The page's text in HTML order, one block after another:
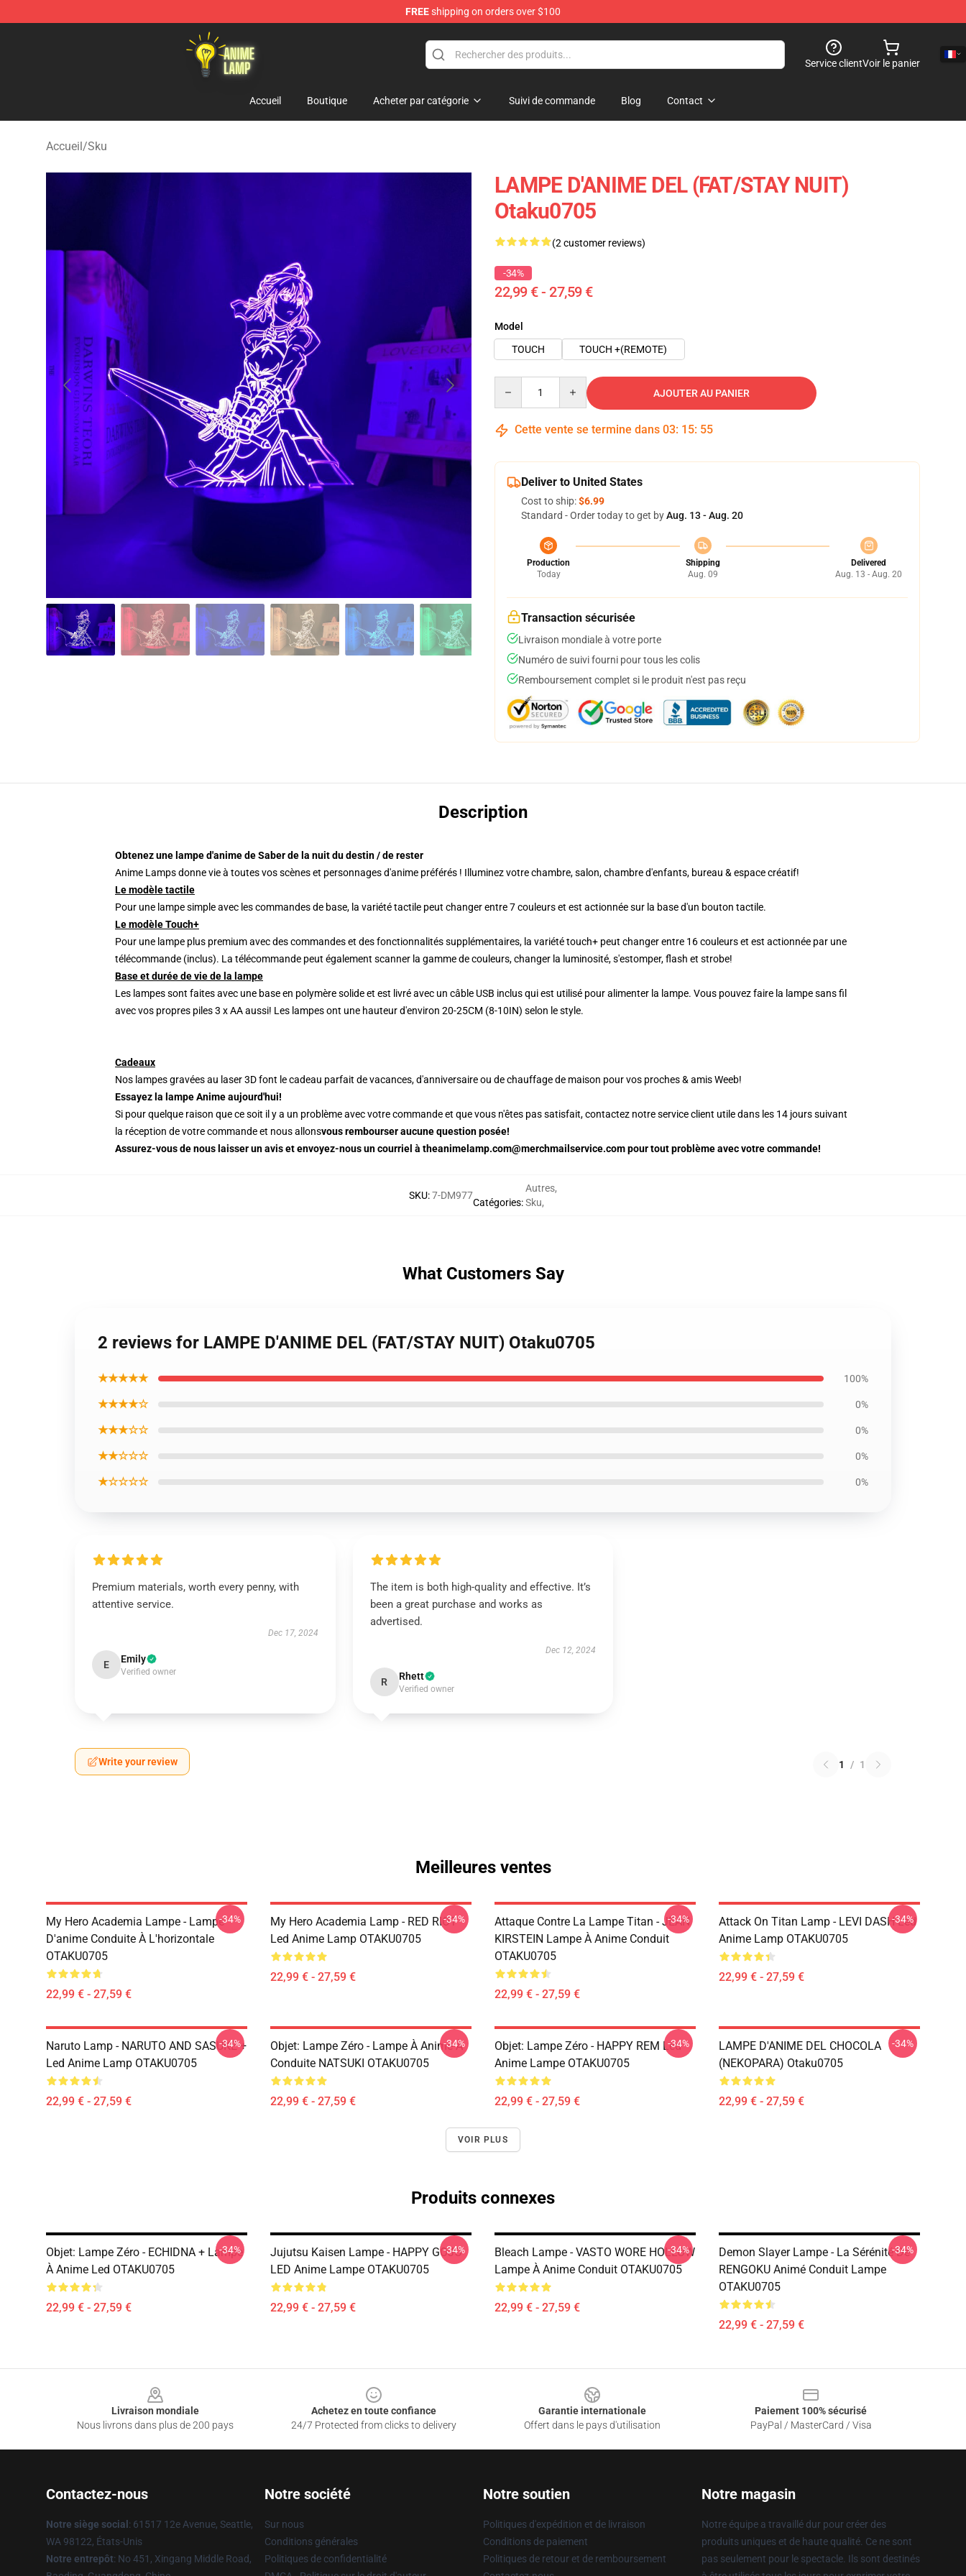
FREEshipping on orders over $100
Anime Lamp Shop - The Best Store of Anime Lamp
Service clientVoir le panier
Accueil Boutique Acheter par catégorie Suivi de commande Blog Contact
Accueil/Sku
LAMPE D'ANIME DEL (FAT/STAY NUIT)
Otaku0705
(2 customer reviews)
-34%
22,99 € - 27,59 €
Model
TOUCH
TOUCH +(REMOTE)
AJOUTER AU PANIER
Cette vente se termine dans 03: 15: 54
Deliver to United States
Cost to ship:$6.99
Standard - Order today to get byAug. 13 - Aug. 20
Production
Today
Shipping
Aug. 09
Delivered
Aug. 13 - Aug. 20
Transaction sécurisée
Livraison mondiale à votre porte
Numéro de suivi fourni pour tous les colis
Remboursement complet si le produit n'est pas reçu
Description
Obtenez une lampe d'anime de Saber de la nuit du destin / de rester
Anime Lamps donne vie à toutes vos scènes et personnages d'anime préférés ! Illuminez votre chambre, salon, chambre d'enfants, bureau & espace créatif!
Le modèle tactile
Pour une lampe simple avec les commandes de base, la variété tactile peut changer entre 7 couleurs et est actionnée sur la base d'un bouton tactile.
Le modèle Touch+
Pour une lampe plus premium avec des commandes et des fonctionnalités supplémentaires, la variété touch+ peut changer entre 16 couleurs et est actionnée par une
télécommande (inclus). La télécommande peut également scanner la gamme de couleurs, changer la luminosité, s'estomper, flash et strobe!
Base et durée de vie de la lampe
Les lampes sont faites avec une base en polymère solide et est livré avec un câble USB inclus qui est utilisé pour alimenter la lampe. Vous pouvez faire la lampe sans fil
avec vos propres piles 3 x AA aussi! Les lampes ont une hauteur d'environ 20-25CM (8-10IN) selon le style.
Cadeaux
Nos lampes gravées au laser 3D font le cadeau parfait de vacances, d'anniversaire ou de chauffage de maison pour vos proches & amis Weeb!
Essayez la lampe Anime aujourd'hui!
Si pour quelque raison que ce soit il y a un problème avec votre commande et que vous n'êtes pas satisfait, contactez notre service client utile dans les 14 jours suivant
la réception de votre commande et nous allonsvous rembourser aucune question posée!
Assurez-vous de nous laisser un avis et envoyez-nous un courriel à theanimelamp.com@merchmailservice.com pour tout problème avec votre commande!
SKU:7-DM977
Catégories:
Autres,
Sku,
What Customers Say
2 reviews for LAMPE D'ANIME DEL (FAT/STAY NUIT) Otaku0705
★★★★★ 100%
★★★★☆ 0%
★★★☆☆ 0%
★★☆☆☆ 0%
★☆☆☆☆ 0%
Premium materials, worth every penny, with
attentive service.
Dec 17, 2024
E Emily
Verified owner
The item is both high-quality and effective. It’s
been a great purchase and works as
advertised.
Dec 12, 2024
R Rhett
Verified owner
Write your review 1 / 1
Meilleures ventes
My Hero Academia Lampe - Lampe
D'anime Conduite À L'horizontale
OTAKU0705
22,99 € - 27,59 €
-34%
My Hero Academia Lamp - RED RIOT
Led Anime Lamp OTAKU0705
22,99 € - 27,59 €
-34%
Attaque Contre La Lampe Titan - JEAN
KIRSTEIN Lampe À Anime Conduit
OTAKU0705
22,99 € - 27,59 €
-34%
Attack On Titan Lamp - LEVI DASH Led
Anime Lamp OTAKU0705
22,99 € - 27,59 €
-34%
Naruto Lamp - NARUTO AND SASUKE +
Led Anime Lamp OTAKU0705
22,99 € - 27,59 €
-34%
Objet: Lampe Zéro - Lampe À Anime À
Conduite NATSUKI OTAKU0705
22,99 € - 27,59 €
-34%
Objet: Lampe Zéro - HAPPY REM Led
Anime Lampe OTAKU0705
22,99 € - 27,59 €
-34%
LAMPE D'ANIME DEL CHOCOLA
(NEKOPARA) Otaku0705
22,99 € - 27,59 €
-34%
VOIR PLUS
Produits connexes
Objet: Lampe Zéro - ECHIDNA + Lampe
À Anime Led OTAKU0705
22,99 € - 27,59 €
-34%
Jujutsu Kaisen Lampe - HAPPY GOJO
LED Anime Lampe OTAKU0705
22,99 € - 27,59 €
-34%
Bleach Lampe - VASTO WORE HOLLOW
Lampe À Anime Conduit OTAKU0705
22,99 € - 27,59 €
-34%
Demon Slayer Lampe - La Sérénité De
RENGOKU Animé Conduit Lampe
OTAKU0705
22,99 € - 27,59 €
-34%
Livraison mondiale
Nous livrons dans plus de 200 pays
Achetez en toute confiance
24/7 Protected from clicks to delivery
Garantie internationale
Offert dans le pays d'utilisation
Paiement 100% sécurisé
PayPal / MasterCard / Visa
Contactez-nous
Notre siège social : 61517 12e Avenue, Seattle,
WA 98122, États-Unis
Notre entrepôt: No 451, Xingang Middle Road,
Notre société
Sur nous
Conditions générales
Politiques de confidentialité
Notre soutien
Politiques d'expédition et de livraison
Conditions de paiement
Politiques de retour et de remboursement
Notre magasin
Notre équipe a travaillé dur pour créer des
produits uniques et de haute qualité. Ce ne sont
pas seulement pour le spectacle. Ils sont destinés